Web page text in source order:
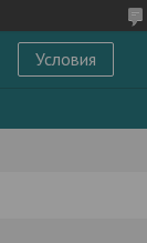
Условия